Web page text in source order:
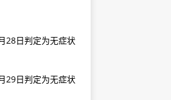
28日判定为无症状
29日判定为无症状